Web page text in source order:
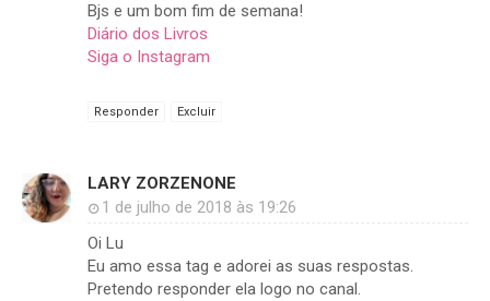
Bjs e um bom fim de semana!
Diário dos Livros
Siga o Instagram
Responder Excluir
LARY ZORZENONE
1 de julho de 2018 às 19:26
Oi Lu
Eu amo essa tag e adorei as suas respostas.
Pretendo responder ela logo no canal.